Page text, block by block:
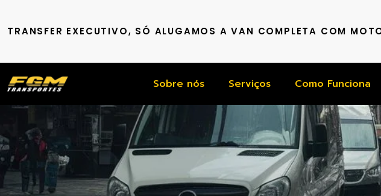
TRANSFER EXECUTIVO, SÓ ALUGAMOS A VAN COMPLETA COM
Sobre nós Serviços Como Funciona